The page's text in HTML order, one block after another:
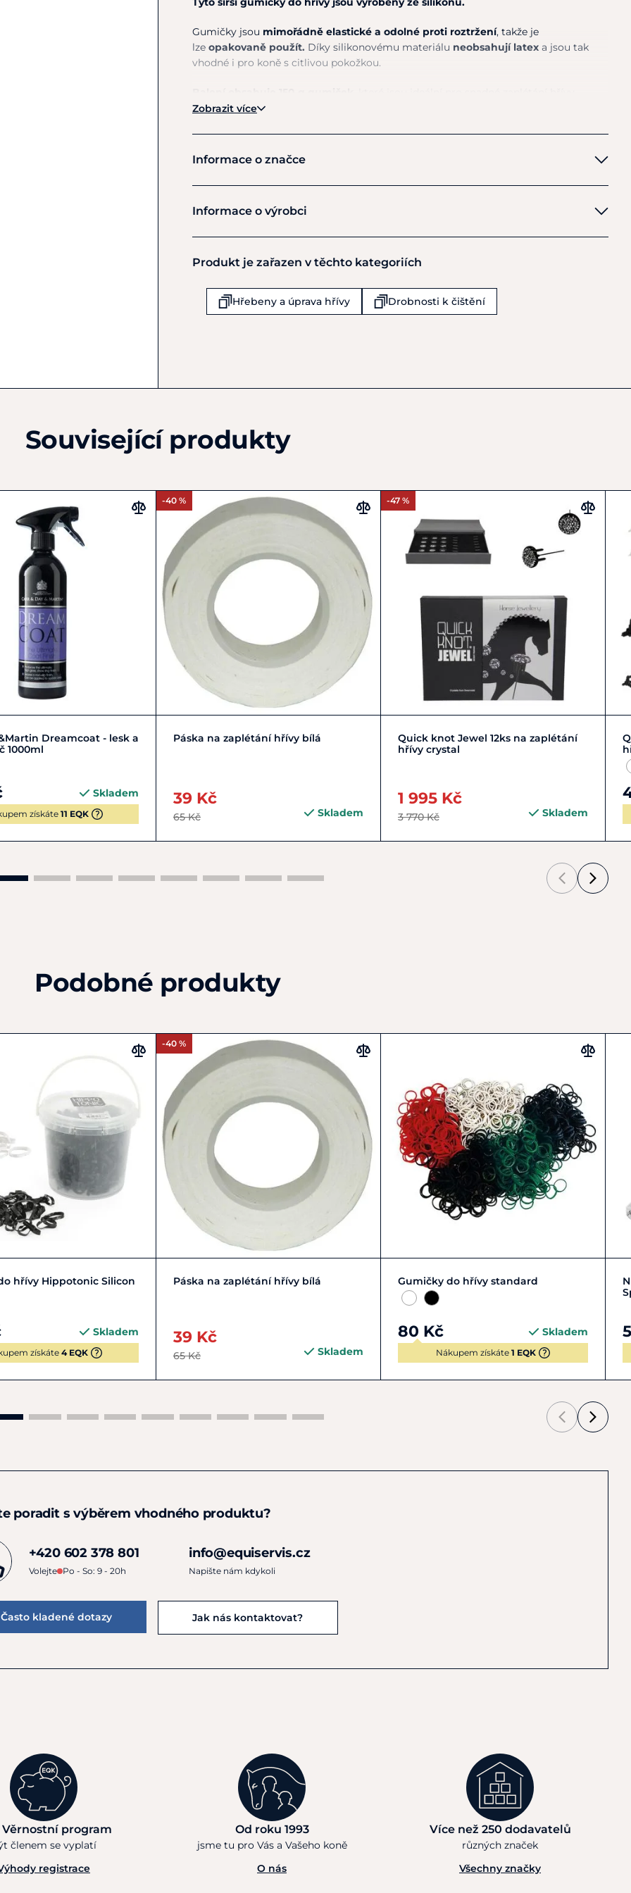
Gumičky jsou mimořádně elastické a odolné proti roztržení, takže je
lze opakovaně použít. Díky silikonovému materiálu neobsahují latex a jsou tak
vhodné i pro koně s citlivou pokožkou.
Zobrazit více
Informace o značce
Waldhausen
Informace o výrobci
Waldhausen GmbH & Co KG
Koln-Ossendorf
D-50829
Produkt je zařazen v těchto kategoriích
Hřebeny a úprava hřívy Drobnosti k čištění
Související produkty
Do košíku
Dreamcoat - lesk a
1000ml
Skladem
získáte 11 EQK
-40 %
Do košíku
Páska na zaplétání hřívy bílá
39 Kč
65 Kč Skladem
-47 %
Do košíku
Quick knot Jewel 12ks na zaplétání
hřívy crystal
1 995 Kč
3 770 Kč Skladem
Podobné produkty
Zobrazit detail
hřívy Hippotonic Silicon
Skladem
získáte 4 EQK
-40 %
Do košíku
Páska na zaplétání hřívy bílá
39 Kč
65 Kč Skladem
Zobrazit detail
Gumičky do hřívy standard
80 Kč Skladem
Nákupem získáte 1 EQK
poradit s výběrem vhodného produktu?
+420 602 378 801
Volejte Po - So: 9 - 20h
info@equiservis.cz
Napište nám kdykoli
Často kladené dotazy Jak nás kontaktovat?
Věrnostní program
členem se vyplatí
registrace
Od roku 1993
jsme tu pro Vás a Vašeho koně
O nás
Více než 250 dodavatelů
různých značek
Všechny značky